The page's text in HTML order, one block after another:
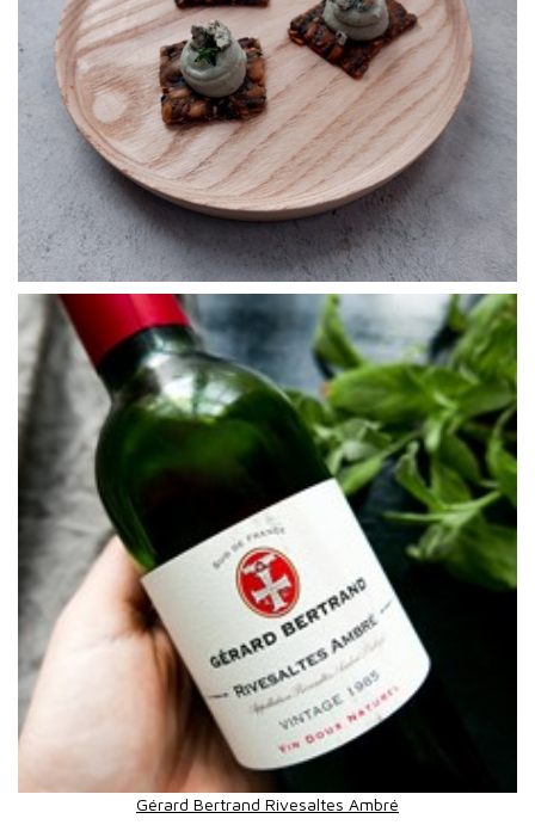
Gérard Bertrand Rivesaltes Ambré